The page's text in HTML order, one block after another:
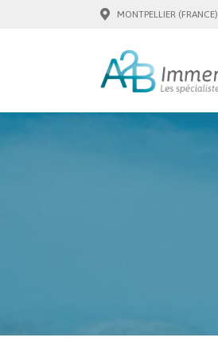
MONTPELLIER (FRANCE)